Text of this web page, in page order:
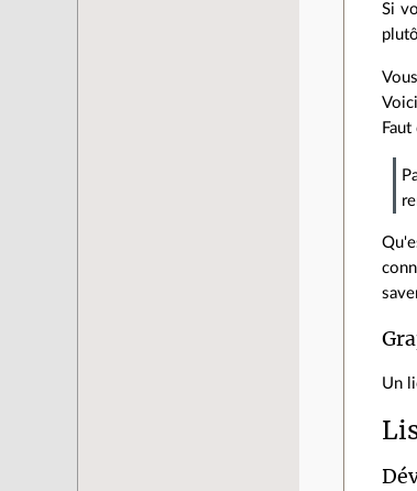
Si
Un